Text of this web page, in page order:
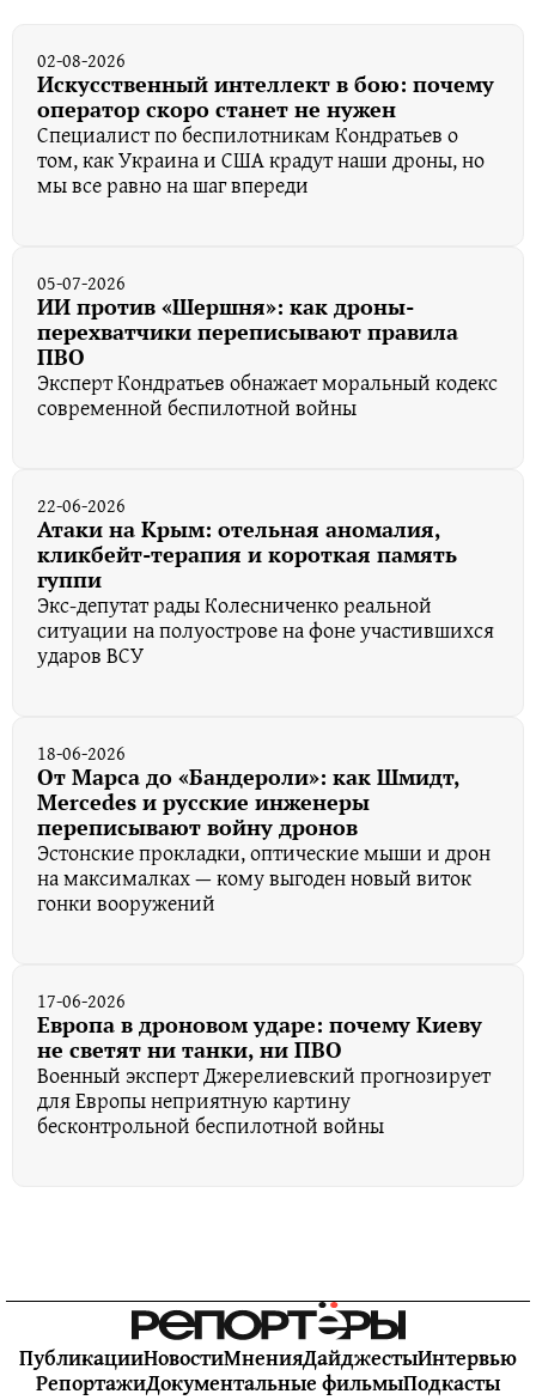
02-08-2026
Искусственный интеллект в бою: почему
оператор скоро станет не нужен
Специалист по беспилотникам Кондратьев о
том, как Украина и США крадут наши дроны, но
мы все равно на шаг впереди
05-07-2026
ИИ против «Шершня»: как дроны-
перехватчики переписывают правила
ПВО
Эксперт Кондратьев обнажает моральный кодекс
современной беспилотной войны
22-06-2026
Атаки на Крым: отельная аномалия,
кликбейт-терапия и короткая память
гуппи
Экс-депутат рады Колесниченко реальной
ситуации на полуострове на фоне участившихся
ударов ВСУ
18-06-2026
От Марса до «Бандероли»: как Шмидт,
Mercedes и русские инженеры
переписывают войну дронов
Эстонские прокладки, оптические мыши и дрон
на максималках — кому выгоден новый виток
гонки вооружений
17-06-2026
Европа в дроновом ударе: почему Киеву
не светят ни танки, ни ПВО
Военный эксперт Джерелиевский прогнозирует
для Европы неприятную картину
бесконтрольной беспилотной войны
ПубликацииНовостиМненияДайджестыИнтервью
РепортажиДокументальные фильмыПодкасты